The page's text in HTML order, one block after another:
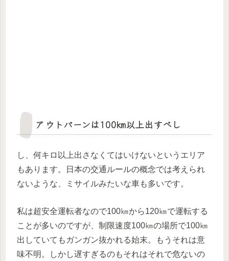
アウトバーンは100㎞以上出すべし
し、何キロ以上出さなくてはいけないというエリア
もあります。日本の交通ルールの概念では考えられ
ないような、ミサイルみたいな車も多いです。
私は超安全運転者なので100㎞から120㎞で運転する
ことが多いのですが、制限速度100㎞の場所で100㎞
出していてもガンガン抜かれる始末。もうそれは意
味不明。しかし遅すぎるのもそれはそれで危ないの